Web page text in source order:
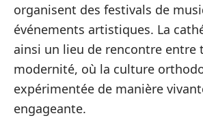
organisent des festivals de
événements artistiques. La
ainsi un lieu de rencontre entre
modernité, où la culture
expérimentée de manière
engageante.